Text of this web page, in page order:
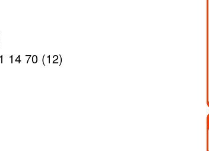
14 70 (12)